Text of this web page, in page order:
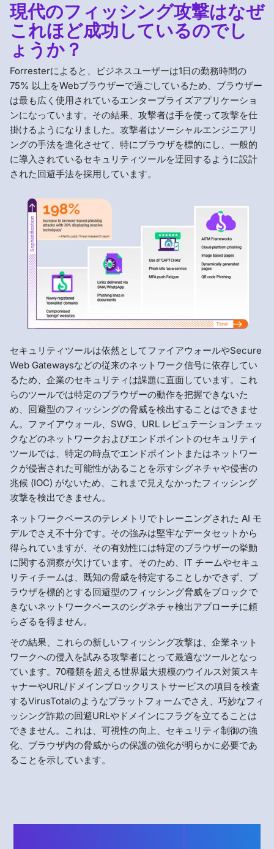
現代のフィッシング攻撃はなぜ
これほど成功しているのでし
ょうか？
Forresterによると、ビジネスユーザーは1日の勤務時間の
75% 以上をWebブラウザーで過ごしているため、ブラウザー
は最も広く使用されているエンタープライズアプリケーショ
ンになっています。その結果、攻撃者は手を使って攻撃を仕
掛けるようになりました。攻撃者はソーシャルエンジニアリ
ングの手法を進化させて、特にブラウザを標的にし、一般的
に導入されているセキュリティツールを迂回するように設計
された回避手法を採用しています。
セキュリティツールは依然としてファイアウォールやSecure
Web Gatewaysなどの従来のネットワーク信号に依存してい
るため、企業のセキュリティは課題に直面しています。これ
らのツールでは特定のブラウザーの動作を把握できないた
め、回避型のフィッシングの脅威を検出することはできませ
ん。ファイアウォール、SWG、URL レピュテーションチェッ
クなどのネットワークおよびエンドポイントのセキュリティ
ツールでは、特定の時点でエンドポイントまたはネットワー
クが侵害された可能性があることを示すシグネチャや侵害の
兆候 (IOC) がないため、これまで見えなかったフィッシング
攻撃を検出できません。
ネットワークベースのテレメトリでトレーニングされた AI モ
デルでさえ不十分です。その強みは堅牢なデータセットから
得られていますが、その有効性には特定のブラウザーの挙動
に関する洞察が欠けています。そのため、IT チームやセキュ
リティチームは、既知の脅威を特定することしかできず、ブ
ラウザを標的とする回避型のフィッシング脅威をブロックで
きないネットワークベースのシグネチャ検出アプローチに頼
らざるを得ません。
その結果、これらの新しいフィッシング攻撃は、企業ネット
ワークへの侵入を試みる攻撃者にとって最適なツールとなっ
ています。70種類を超える世界最大規模のウイルス対策スキ
ャナーやURL/ドメインブロックリストサービスの項目を検査
するVirusTotalのようなプラットフォームでさえ、巧妙なフィ
ッシング詐欺の回避URLやドメインにフラグを立てることは
できません。これは、可視性の向上、セキュリティ制御の強
化、ブラウザ内の脅威からの保護の強化が明らかに必要であ
ることを示しています。